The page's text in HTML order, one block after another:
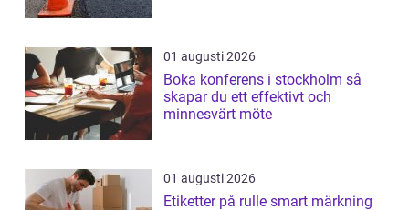
01 augusti 2026
Boka konferens i stockholm så
skapar du ett effektivt och
minnesvärt möte
01 augusti 2026
Etiketter på rulle smart märkning